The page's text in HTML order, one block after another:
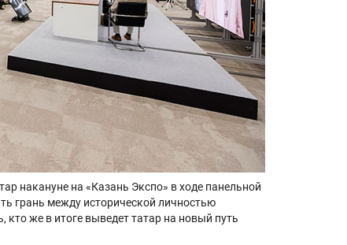
накануне на «Казань Экспо» в ходе панельной
грань между исторической личностью
же в итоге выведет татар на новый путь